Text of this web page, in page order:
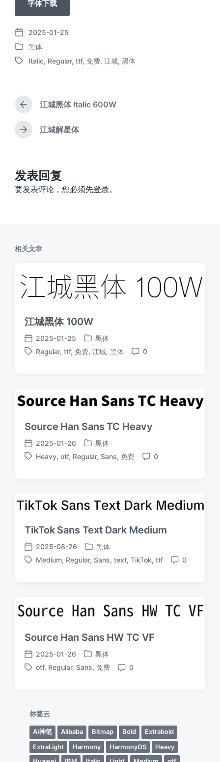
字体下载
发
布
日
2025-01-25
发
布
黑体
标
Italic, Regular, ttf, 免费, 江城, 黑体
上
篇
文
章
江城黑体 Italic 600W
下
：
江城解星体
发表回复
要发表评论，您必须先登录。
相关文章
江城黑体 100W
发
布
2025-01-25
发
布
黑体
标
Regular, ttf, 免费, 江城, 黑体
评
0
Source Han Sans TC Heavy
发
布
2025-01-26
发
布
黑体
标
Heavy, otf, Regular, Sans, 免费
评
0
TikTok Sans Text Dark Medium
发
布
2025-08-26
发
布
黑体
标
Medium, Regular, Sans, text, TikTok, ttf
评
0
Source Han Sans HW TC VF
发
布
2025-01-26
发
布
黑体
标
otf, Regular, Sans, 免费
评
0
标签云
AI神笔 Alibaba Bitmap Bold
Extrabold
ExtraLight
Harmony HarmonyOS
Heavy